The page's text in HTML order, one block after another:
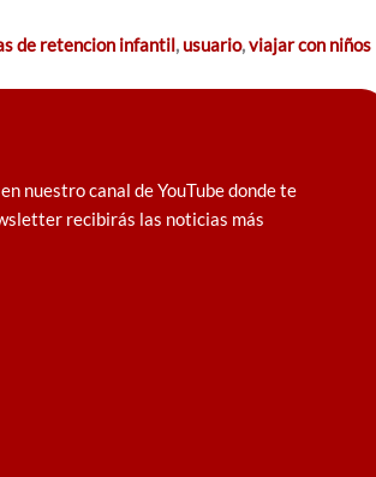
de retencion infantil, usuario,viajar con niños
nuestro canal de YouTube donde te
recibirás las noticias más